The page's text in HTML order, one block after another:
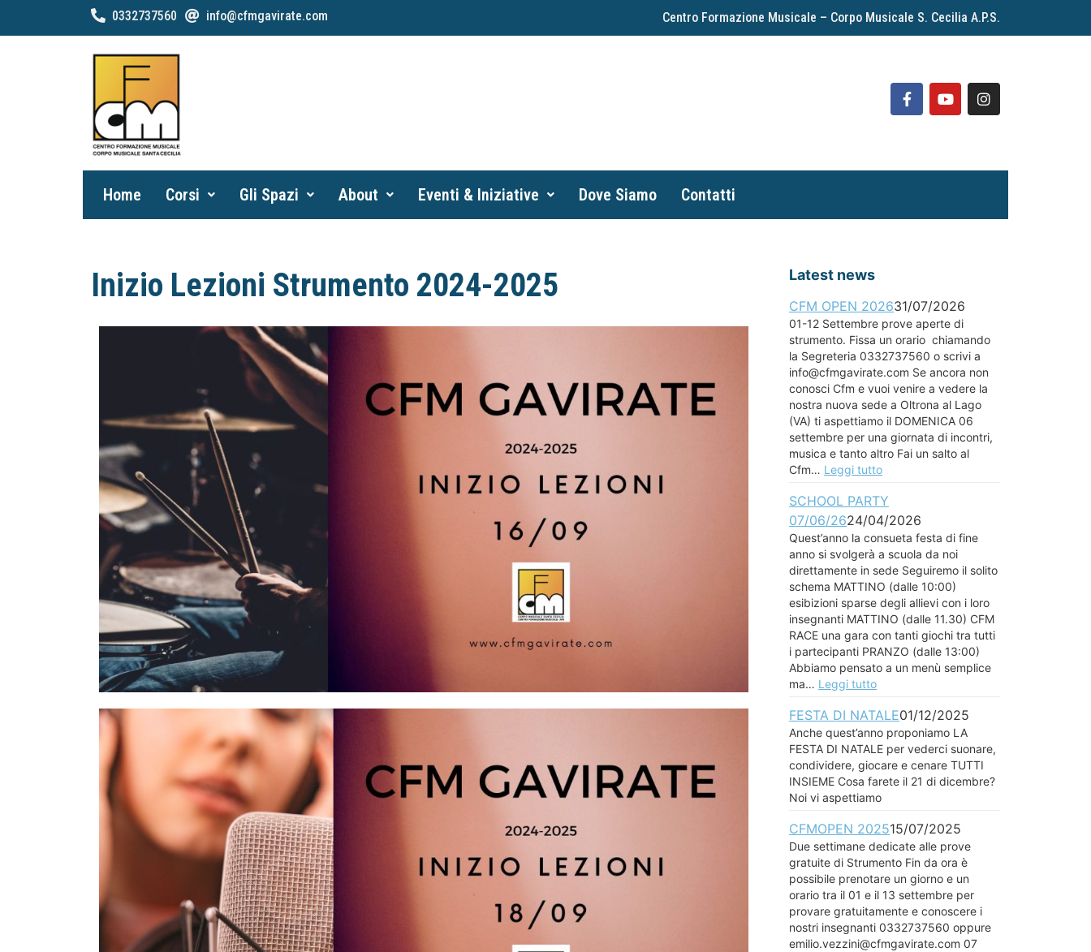
0332737560 info@cfmgavirate.com Centro Formazione Musicale – Corpo Musicale S. Cecilia A.P.S.
Home Corsi Gli Spazi About Eventi & Iniziative Dove Siamo Contatti
Inizio Lezioni Strumento 2024-2025 Latest news
CFM OPEN 202631/07/2026
01-12 Settembre prove aperte di
strumento. Fissa un orario chiamando
la Segreteria 0332737560 o scrivi a
info@cfmgavirate.com Se ancora non
conosci Cfm e vuoi venire a vedere la
nostra nuova sede a Oltrona al Lago
(VA) ti aspettiamo il DOMENICA 06
settembre per una giornata di incontri,
musica e tanto altro Fai un salto al
Cfm… Leggi tutto
SCHOOL PARTY
07/06/2624/04/2026
Quest’anno la consueta festa di fine
anno si svolgerà a scuola da noi
direttamente in sede Seguiremo il solito
schema MATTINO (dalle 10:00)
esibizioni sparse degli allievi con i loro
insegnanti MATTINO (dalle 11.30) CFM
RACE una gara con tanti giochi tra tutti
i partecipanti PRANZO (dalle 13:00)
Abbiamo pensato a un menù semplice
ma… Leggi tutto
FESTA DI NATALE01/12/2025
Anche quest’anno proponiamo LA
FESTA DI NATALE per vederci suonare,
condividere, giocare e cenare TUTTI
INSIEME Cosa farete il 21 di dicembre?
Noi vi aspettiamo
CFMOPEN 202515/07/2025
Due settimane dedicate alle prove
gratuite di Strumento Fin da ora è
possibile prenotare un giorno e un
orario tra il 01 e il 13 settembre per
provare gratuitamente e conoscere i
nostri insegnanti 0332737560 oppure
emilio.vezzini@cfmgavirate.com 07